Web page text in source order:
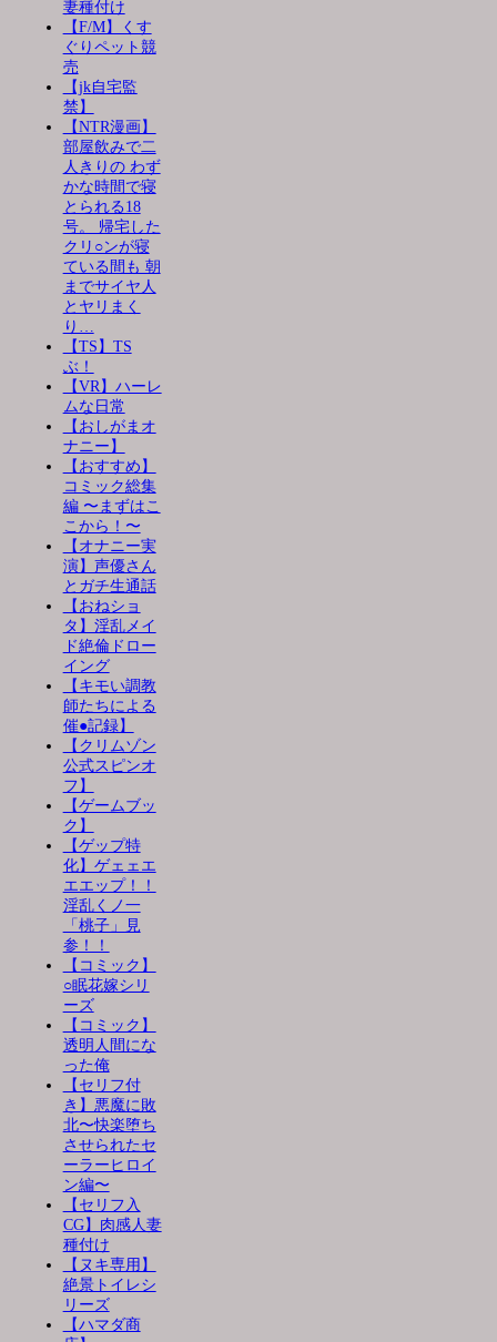
妻種付け
【F/M】くす
ぐりペット競
売
【jk自宅監
禁】
【NTR漫画】
部屋飲みで二
人きりの わず
かな時間で寝
とられる18
号。 帰宅した
クリ○ンが寝
ている間も 朝
までサイヤ人
とヤリまく
り…
【TS】TS
ぶ！
【VR】ハーレ
ムな日常
【おしがまオ
ナニー】
【おすすめ】
コミック総集
編 〜まずはこ
こから！〜
【オナニー実
演】声優さん
とガチ生通話
【おねショ
タ】淫乱メイ
ド絶倫ドロー
イング
【キモい調教
師たちによる
催●記録】
【クリムゾン
公式スピンオ
フ】
【ゲームブッ
ク】
【ゲップ特
化】ゲェェエ
エエップ！！
淫乱くノ一
「桃子」見
参！！
【コミック】
○眠花嫁シリ
ーズ
【コミック】
透明人間にな
った俺
【セリフ付
き】悪魔に敗
北〜快楽堕ち
させられたセ
ーラーヒロイ
ン編〜
【セリフ入
CG】肉感人妻
種付け
【ヌキ専用】
絶景トイレシ
リーズ
【ハマダ商